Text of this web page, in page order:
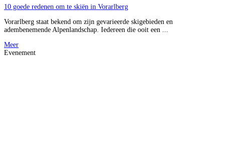
10 goede redenen om te skiën in Vorarlberg
Vorarlberg staat bekend om zijn gevarieerde skigebieden en
adembenemende Alpenlandschap. Iedereen die ooit een ...
Meer
Evenement